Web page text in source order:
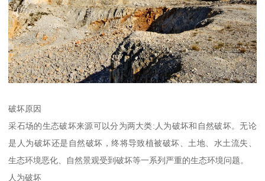
破坏原因
采石场的生态破坏来源可以分为两大类:人为破坏和自然破坏。无论
是人为破坏还是自然破坏，终将导致植被破坏、土地、水土流失、
生态环境恶化、自然景观受到破坏等一系列严重的生态环境问题。
人为破坏